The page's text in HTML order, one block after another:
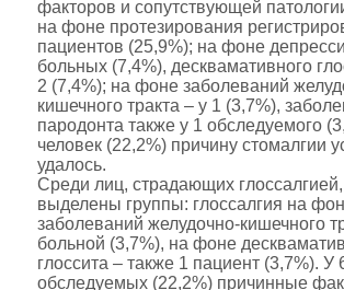
факторов и сопутствующей
на фоне протезирования
пациентов (25,9%); на фоне
больных (7,4%), десквамативного
2 (7,4%); на фоне заболеваний
кишечного тракта – у 1 (3,7%),
пародонта также у 1 обследуемого
человек (22,2%) причину стомалгии
удалось.
Среди лиц, страдающих
выделены группы: глоссалгия на
заболеваний желудочно-кишечного
больной (3,7%), на фоне
глоссита – также 1 пациент (3,7%). У
обследуемых (22,2%) причинные